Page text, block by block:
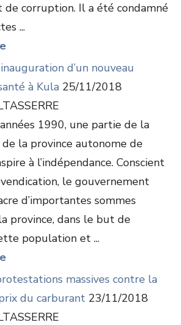
de corruption. Il a été condamné
...
d’un nouveau
à Kula 25/11/2018
1990, une partie de la
la province autonome de
à l’indépendance. Conscient
le gouvernement
d’importantes sommes
province, dans le but de
population et ...
massives contre la
du carburant 23/11/2018